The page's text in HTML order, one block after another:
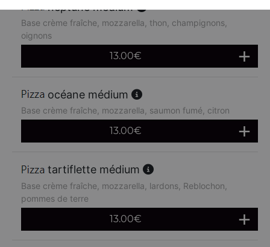
neptune médium
Base crème fraîche, mozzarella, thon, champignons,
oignons
13.00€
océane médium
Base crème fraîche, mozzarella, saumon fumé, citron
13.00€
tartiflette médium
Base crème fraîche, mozzarella, lardons, Reblochon,
pommes de terre
13.00€